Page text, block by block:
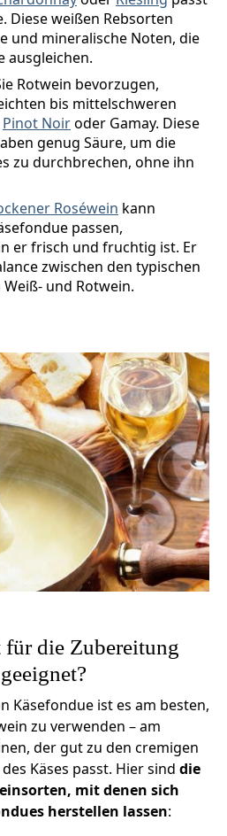
Diese weißen Rebsorten
und mineralische Noten, die
ausgleichen.
Rotwein bevorzugen,
bis mittelschweren
Pinot Noiroder Gamay. Diese
genug Säure, um die
zu durchbrechen, ohne ihn
Roséwein kann
passen,
er frisch und fruchtig ist. Er
zwischen den typischen
und Rotwein.
die Zubereitung
Käsefondue ist es am besten,
zu verwenden – am
der gut zu den cremigen
Käses passt. Hier sind die
mit denen sich
herstellen lassen: